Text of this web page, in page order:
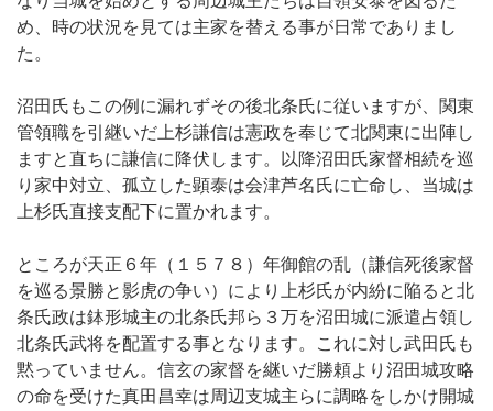
め、時の状況を見ては主家を替える事が日常でありまし
た。
沼田氏もこの例に漏れずその後北条氏に従いますが、関東
管領職を引継いだ上杉謙信は憲政を奉じて北関東に出陣し
ますと直ちに謙信に降伏します。以降沼田氏家督相続を巡
り家中対立、孤立した顕泰は会津芦名氏に亡命し、当城は
上杉氏直接支配下に置かれます。
ところが天正６年（１５７８）年御館の乱（謙信死後家督
を巡る景勝と影虎の争い）により上杉氏が内紛に陥ると北
条氏政は鉢形城主の北条氏邦ら３万を沼田城に派遣占領し
北条氏武将を配置する事となります。これに対し武田氏も
黙っていません。信玄の家督を継いだ勝頼より沼田城攻略
の命を受けた真田昌幸は周辺支城主らに調略をしかけ開城